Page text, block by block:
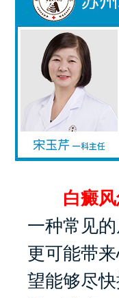
白癜
一种常见
更可能带
望能够尽